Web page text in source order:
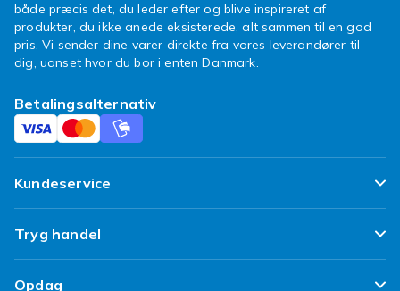
både præcis det, du leder efter og blive inspireret af
produkter, du ikke anede eksisterede, alt sammen til en god
pris. Vi sender dine varer direkte fra vores leverandører til
dig, uanset hvor du bor i enten Danmark.
Betalingsalternativ
Kundeservice
Ofte stillede spørgsmål
Spor min pakke
Tryg handel
Tilfredshedsgaranti
Opdag